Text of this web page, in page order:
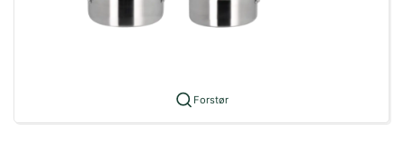
Forstør